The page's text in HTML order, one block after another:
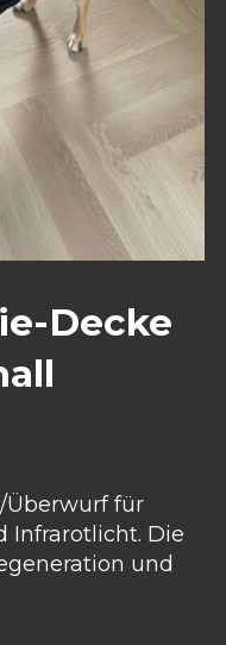
Decke
Überwurf für
Infrarotlicht. Die
und